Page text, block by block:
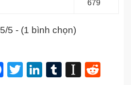
679
5/5 - (1 bình chọn)
Facebook
TwitterLinkedIn
Tumblr